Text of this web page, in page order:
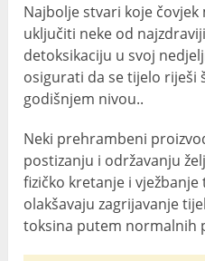
Najbolje stvari koje
uključiti neke od
detoksikaciju u svoj
osigurati da se tijelo riješi
godišnjem nivou..
Neki prehrambeni
postizanju i održavanju
fizičko kretanje i
olakšavaju zagrijavanje
toksina putem normalnih